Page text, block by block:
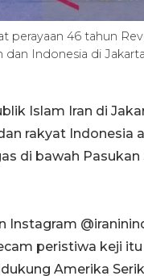
perayaan 46 tahun
Indonesia di
Islam Iran di
rakyat Indonesia
di bawah Pasukan
peristiwa keji
Amerika